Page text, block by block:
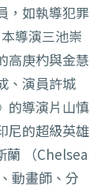
，如執導犯罪
導演三池崇
高庚杓與金慧
、演員許城
的導演片山慎
尼的超級英雄
蘭 （Chelsea
動畫師、分